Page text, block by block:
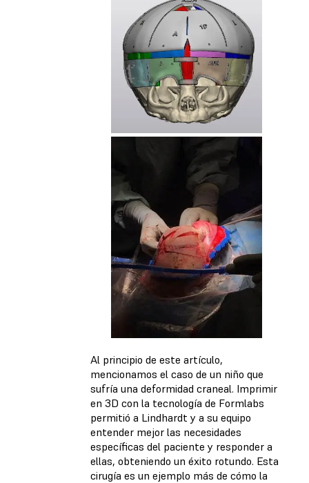
Al principio de este artículo,
mencionamos el caso de un niño que
sufría una deformidad craneal. Imprimir
en 3D con la tecnología de Formlabs
permitió a Lindhardt y a su equipo
entender mejor las necesidades
específicas del paciente y responder a
ellas, obteniendo un éxito rotundo. Esta
cirugía es un ejemplo más de cómo la